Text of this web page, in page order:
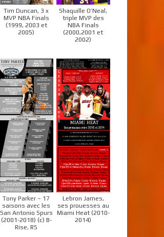
Tim Duncan, 3 x
MVP NBA Finals
(1999, 2003 et
2005)
Shaquille O’Neal,
triple MVP des
NBA Finals
(2000,2001 et
2002)
Tony Parker – 17
saisons avec les
San Antonio Spurs
(2001-2018) (c) B-
Rise, RS
Lebron James,
ses prouesses au
Miami Heat (2010-
2014)